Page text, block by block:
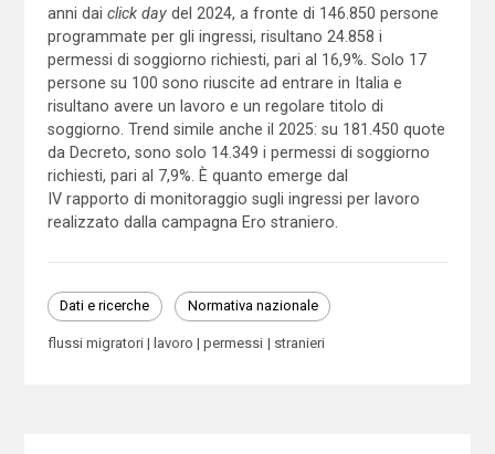
anni dai click daydel 2024, a fronte di 146.850 persone
programmate per gli ingressi, risultano 24.858 i
permessi di soggiorno richiesti, pari al 16,9%. Solo 17
persone su 100 sono riuscite ad entrare in Italia e
risultano avere un lavoro e un regolare titolo di
soggiorno. Trend simile anche il 2025: su 181.450 quote
da Decreto, sono solo 14.349 i permessi di soggiorno
richiesti, pari al 7,9%. È quanto emerge dal
IV rapporto di monitoraggio sugli ingressi per lavoro
realizzato dalla campagna Ero straniero.
Dati e ricerche Normativa nazionale
flussi migratori lavoro permessi stranieri